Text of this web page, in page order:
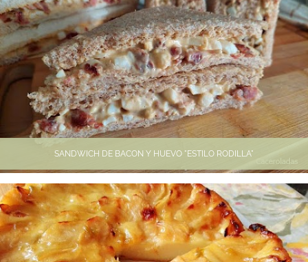
SANDWICH DE BACON Y HUEVO "ESTILO RODILLA"